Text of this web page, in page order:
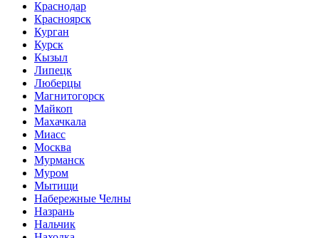
Краснодар
Красноярск
Курган
Курск
Кызыл
Липецк
Люберцы
Магнитогорск
Майкоп
Махачкала
Миасс
Москва
Мурманск
Муром
Мытищи
Набережные Челны
Назрань
Нальчик